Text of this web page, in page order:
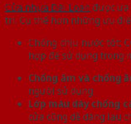
Cửa nhựa Đài Loan được
trì. Cụ thể hơn những ưu
Chống chịu nước tốt:
hợp để sử dụng trong
Chống ẩm và chống
người sử dụng
Lớp màu dày chống
cửa cũng dễ dàng lau